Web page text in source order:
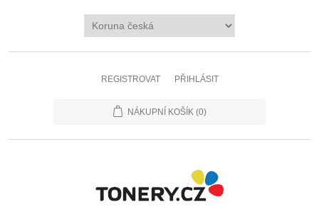
REGISTROVAT PŘIHLÁSIT
NÁKUPNÍ KOŠÍK (0)